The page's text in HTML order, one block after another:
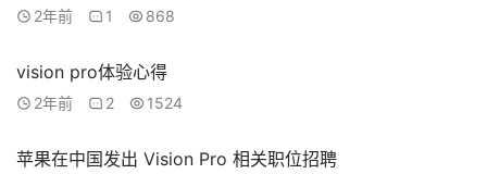
2年前 1 868
vision pro体验心得
2年前 2 1524
苹果在中国发出 Vision Pro 相关职位招聘